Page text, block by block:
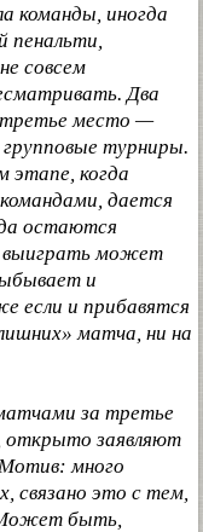
команды, иногда
пенальти,
совсем
Два
третье место —
турниры.
этапе, когда
дается
остаются
выиграть может
и
если и прибавятся
матча, ни на
за третье
открыто заявляют
много
связано это с тем,
Может быть,